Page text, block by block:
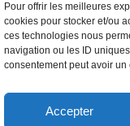
Pour offrir les meilleures
cookies pour stocker et/ou
ces technologies nous
navigation ou les ID
consentement peut avoir
Accepter
propulsé